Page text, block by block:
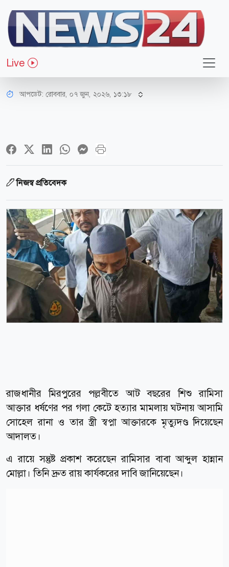
Live
আইন-বিচার
রায়ে সন্তুষ্ট রামিসার বাবা, দ্রুত কার্যকরের
দাবি
আপডেট: রোববার, ০৭ জুন, ২০২৬, ১৩:১৮
নিজস্ব প্রতিবেদক
রাজধানীর মিরপুরের পল্লবীতে আট বছরের শিশু রামিসা
আক্তার ধর্ষণের পর গলা কেটে হত্যার মামলায় ঘটনায় আসামি
সোহেল রানা ও তার স্ত্রী স্বপ্না আক্তারকে মৃত্যুদণ্ড দিয়েছেন
আদালত।
এ রায়ে সন্তুষ্ট প্রকাশ করেছেন রামিসার বাবা আব্দুল হান্নান
মোল্লা। তিনি দ্রুত রায় কার্যকরের দাবি জানিয়েছেন।